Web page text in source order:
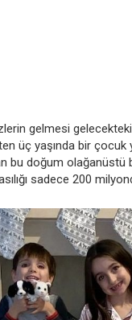
gelmesi
üç yaşında bir çocuk
bu doğum olağanüstü
sadece 200